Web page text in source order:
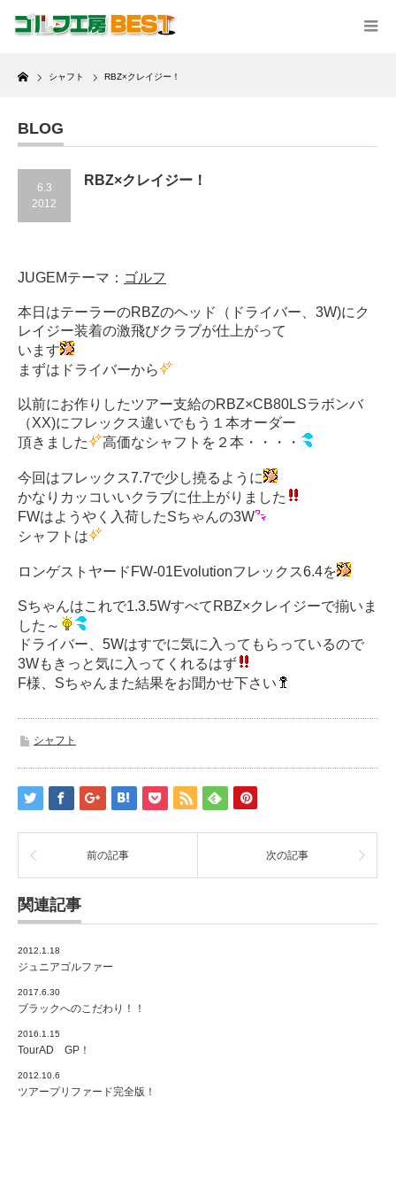
Home
シャフト RBZ×クレイジー！
BLOG
6.3
2012
RBZ×クレイジー！
JUGEMテーマ： ゴルフ
本日はテーラーのRBZのヘッド（ドライバー、3W)にク
レイジー装着の激飛びクラブが仕上がって
います
まずはドライバーから
以前にお作りしたツアー支給のRBZ×CB80LSラボンバ
（XX)にフレックス違いでもう１本オーダー
頂きました
高価なシャフトを２本・・・・
今回はフレックス7.7で少し撓るように
かなりカッコいいクラブに仕上がりました
FWはようやく入荷したSちゃんの3W
シャフトは
ロンゲストヤードFW-01Evolutionフレックス6.4を
Sちゃんはこれで1.3.5WすべてRBZ×クレイジーで揃いま
した～
ドライバー、5Wはすでに気に入ってもらっているので
3Wもきっと気に入ってくれるはず
F様、Sちゃんまた結果をお聞かせ下さい
シャフト
前の記事 次の記事
関連記事
2012.1.18
ジュニアゴルファー
2017.6.30
ブラックへのこだわり！！
2016.1.15
TourAD GP！
2012.10.6
ツアープリファード完全版！